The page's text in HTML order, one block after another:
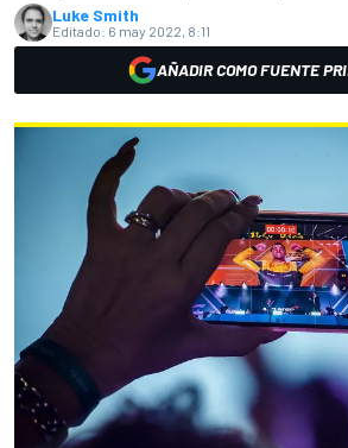
Luke Smith
Editado: 6 may 2022, 8:11
AÑADIR COMO FUENTE